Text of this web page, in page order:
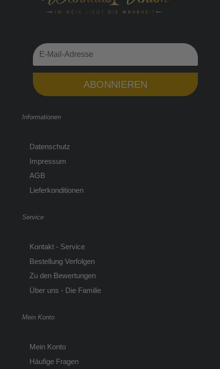
ABONNIEREN
Informationen
Datenschutz
Impressum
AGB
Lieferkonditionen
Service
Kontakt - Service
Bestellung Verfolgen
Zu den Bewertungen
Über uns - Die Familie
Mein Konto
Mein Konto
Häufige Fragen